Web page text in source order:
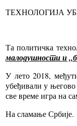
ТЕХНОЛОГИЈА
Та политичка
малодушности и
У лето 2018,
убеђивали у
све време игра на
На сламање Србије.